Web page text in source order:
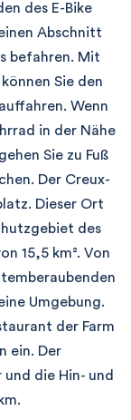
des E-Bike
Abschnitt
befahren. Mit
Sie den
Wenn
in der Nähe
Sie zu Fuß
Der Creux-
Dieser Ort
des
15,5 km². Von
Umgebung.
der Farm
ein. Der
die Hin- und